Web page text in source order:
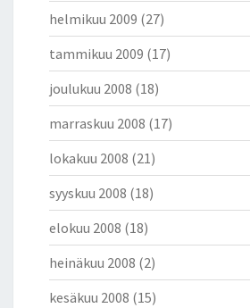
helmikuu 2009 (27)
tammikuu 2009 (17)
joulukuu 2008 (18)
marraskuu 2008 (17)
lokakuu 2008 (21)
syyskuu 2008 (18)
elokuu 2008 (18)
heinäkuu 2008 (2)
kesäkuu 2008 (15)